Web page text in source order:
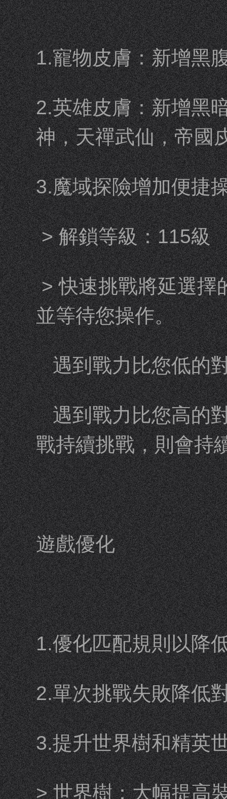
1.寵物皮膚：新增黑
2.英雄皮膚：新增黑
神，天禪武仙，帝國
3.魔域探險增加便捷
> 解鎖等級：115級
> 快速挑戰將延選擇
並等待您操作。
遇到戰力比您低的
遇到戰力比您高的
戰持續挑戰，則會持
遊戲優化
1.優化匹配規則以降
2.單次挑戰失敗降低
3.提升世界樹和精英
> 世界樹：大幅提高